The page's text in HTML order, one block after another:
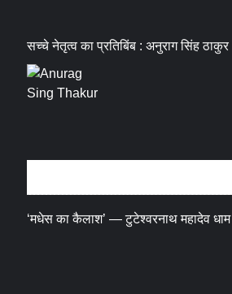
सच्चे नेतृत्व का प्रतिबिंब : अनुराग सिंह ठाकुर
‘मधेस का कैलाश’ — टुटेश्वरनाथ महादेव धाम